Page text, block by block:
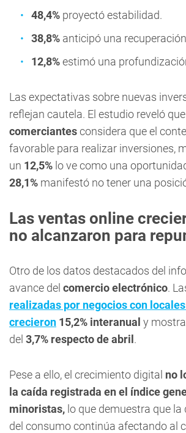
48,4% proyectó estabilidad.
38,8% anticipó una
12,8%estimó una
Las expectativas sobre nuevas
reflejan cautela. El estudio reveló que
comerciantesconsidera que el
favorable para realizar inversiones,
un 12,5% lo ve como una
28,1% manifestó no tener una
Las ventas online
no alcanzaron para
Otro de los datos destacados del
avance del comercio electrónico.
realizadas por negocios con
crecieron 15,2% interanual y
del 3,7% respecto de abril .
Pese a ello, el crecimiento digital no
la caída registrada en el índice
minoristas, lo que demuestra que
del consumo continúa afectando al